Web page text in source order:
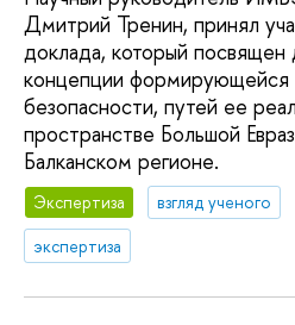
Дмитрий Тренин, принял
доклада, который посвящен
концепции формирующейся
безопасности, путей ее
пространстве Большой
Балканском регионе.
Экспертиза
взгляд ученого
экспертиза